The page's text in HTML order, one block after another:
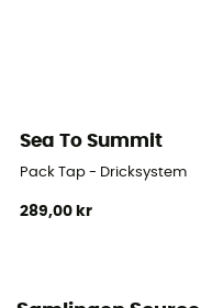
Sea To Summit
Pack Tap - Dricksystem
289,00 kr